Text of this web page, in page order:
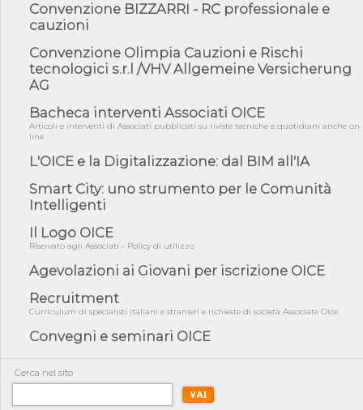
04/08/26 - DL Infrastrutture approvato alla Camera, passa ora al
Senato
03/08/26 - TAR Piemonte: RUP può avvalersi di consulente
esterno per v...
03/08/26 - Gruppo FS: nel primo semestre 2026 3 mld di
aggiudicazioni e...
03/08/26 - Conferenza Obiettivo Export: Imprese e Territori del
Centro ...
03/08/26 - TAR Sicilia: raggruppate devono possedere requisiti
03/08/26 - TAR Lazio - Latina: omesso sopralluogo obbligatorio
non può...
03/08/26 - Investimenti stradali nei piccoli Comuni: dal MIT
ulteriori ...
31/07/26 - On line il testo integrale della Rilevazione annuale
31/07/26 - MASE: approvata la nuova guida operativa dei
certificati bia...
31/07/26 - Piano Mattei countries: Ethiopia Borana Resilient
31/07/26 - On line le Classifiche OICE 2026: fatturati, settori e
Convenzione BIZZARRI - RC professionale e
cauzioni
Convenzione Olimpia Cauzioni e Rischi
tecnologici s.r.l /VHV Allgemeine Versicherung
AG
Bacheca interventi Associati OICE
Articoli e interventi di Associati pubblicati su riviste tecniche e quotidiani anche on
line
L'OICE e la Digitalizzazione: dal BIM all'IA
Smart City: uno strumento per le Comunità
Intelligenti
Il Logo OICE
Riservato agli Associati - Policy di utilizzo
Agevolazioni ai Giovani per iscrizione OICE
Recruitment
Curriculum di specialisti italiani e stranieri e richieste di società Associate Oice
Convegni e seminari OICE
Cerca nel sito